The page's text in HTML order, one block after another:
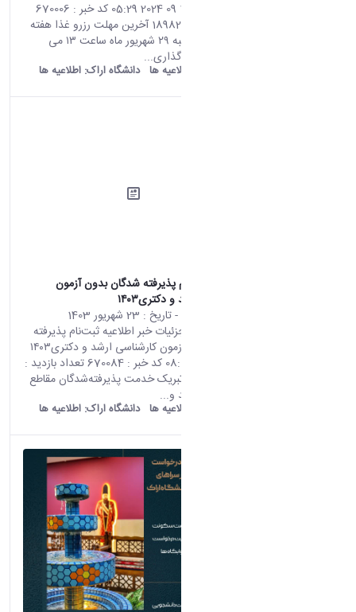
دریافت غذا 17 09 2024 05:29 کد خبر : 670006
تعداد بازدید : 18982 آخرین مهلت رزرو غذا هفته
آتی، در پنجشنبه ۲۹ شهریور ماه ساعت ۱۳ می
باشد. اشتراک گذاری...
اطلاعیه ها دانشگاه اراک: اطلاعیه ها
اطلاعیه ثبت‌نام پذیرفته شدگان بدون آزمون
کارشناسی ارشد و دکتری۱۴۰۳
- تاریخ : 23 شهریور 1403
صفحه اصلی جزئیات خبر اطلاعیه ثبت‌نام پذیرفته
شدگان بدون آزمون کارشناسی ارشد و دکتری۱۴۰۳
13 09 2024 08:19 کد خبر : 670084 تعداد بازدید :
18954 ضمن تبریک خدمت پذیرفته‌شدگان مقاطع
کارشناسی ارشد و...
اطلاعیه ها دانشگاه اراک: اطلاعیه ها